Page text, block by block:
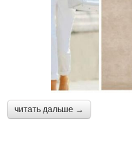
читать дальше →